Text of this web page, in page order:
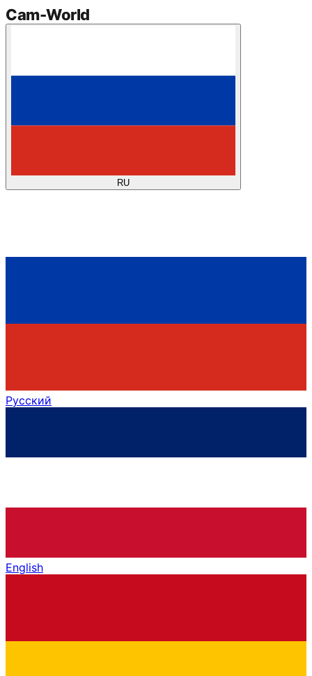
Cam-World
RU
Русский
English